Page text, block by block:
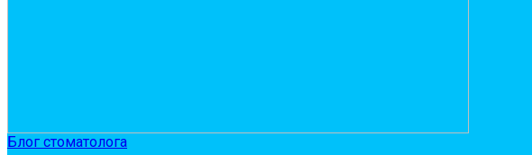
Блог стоматолога